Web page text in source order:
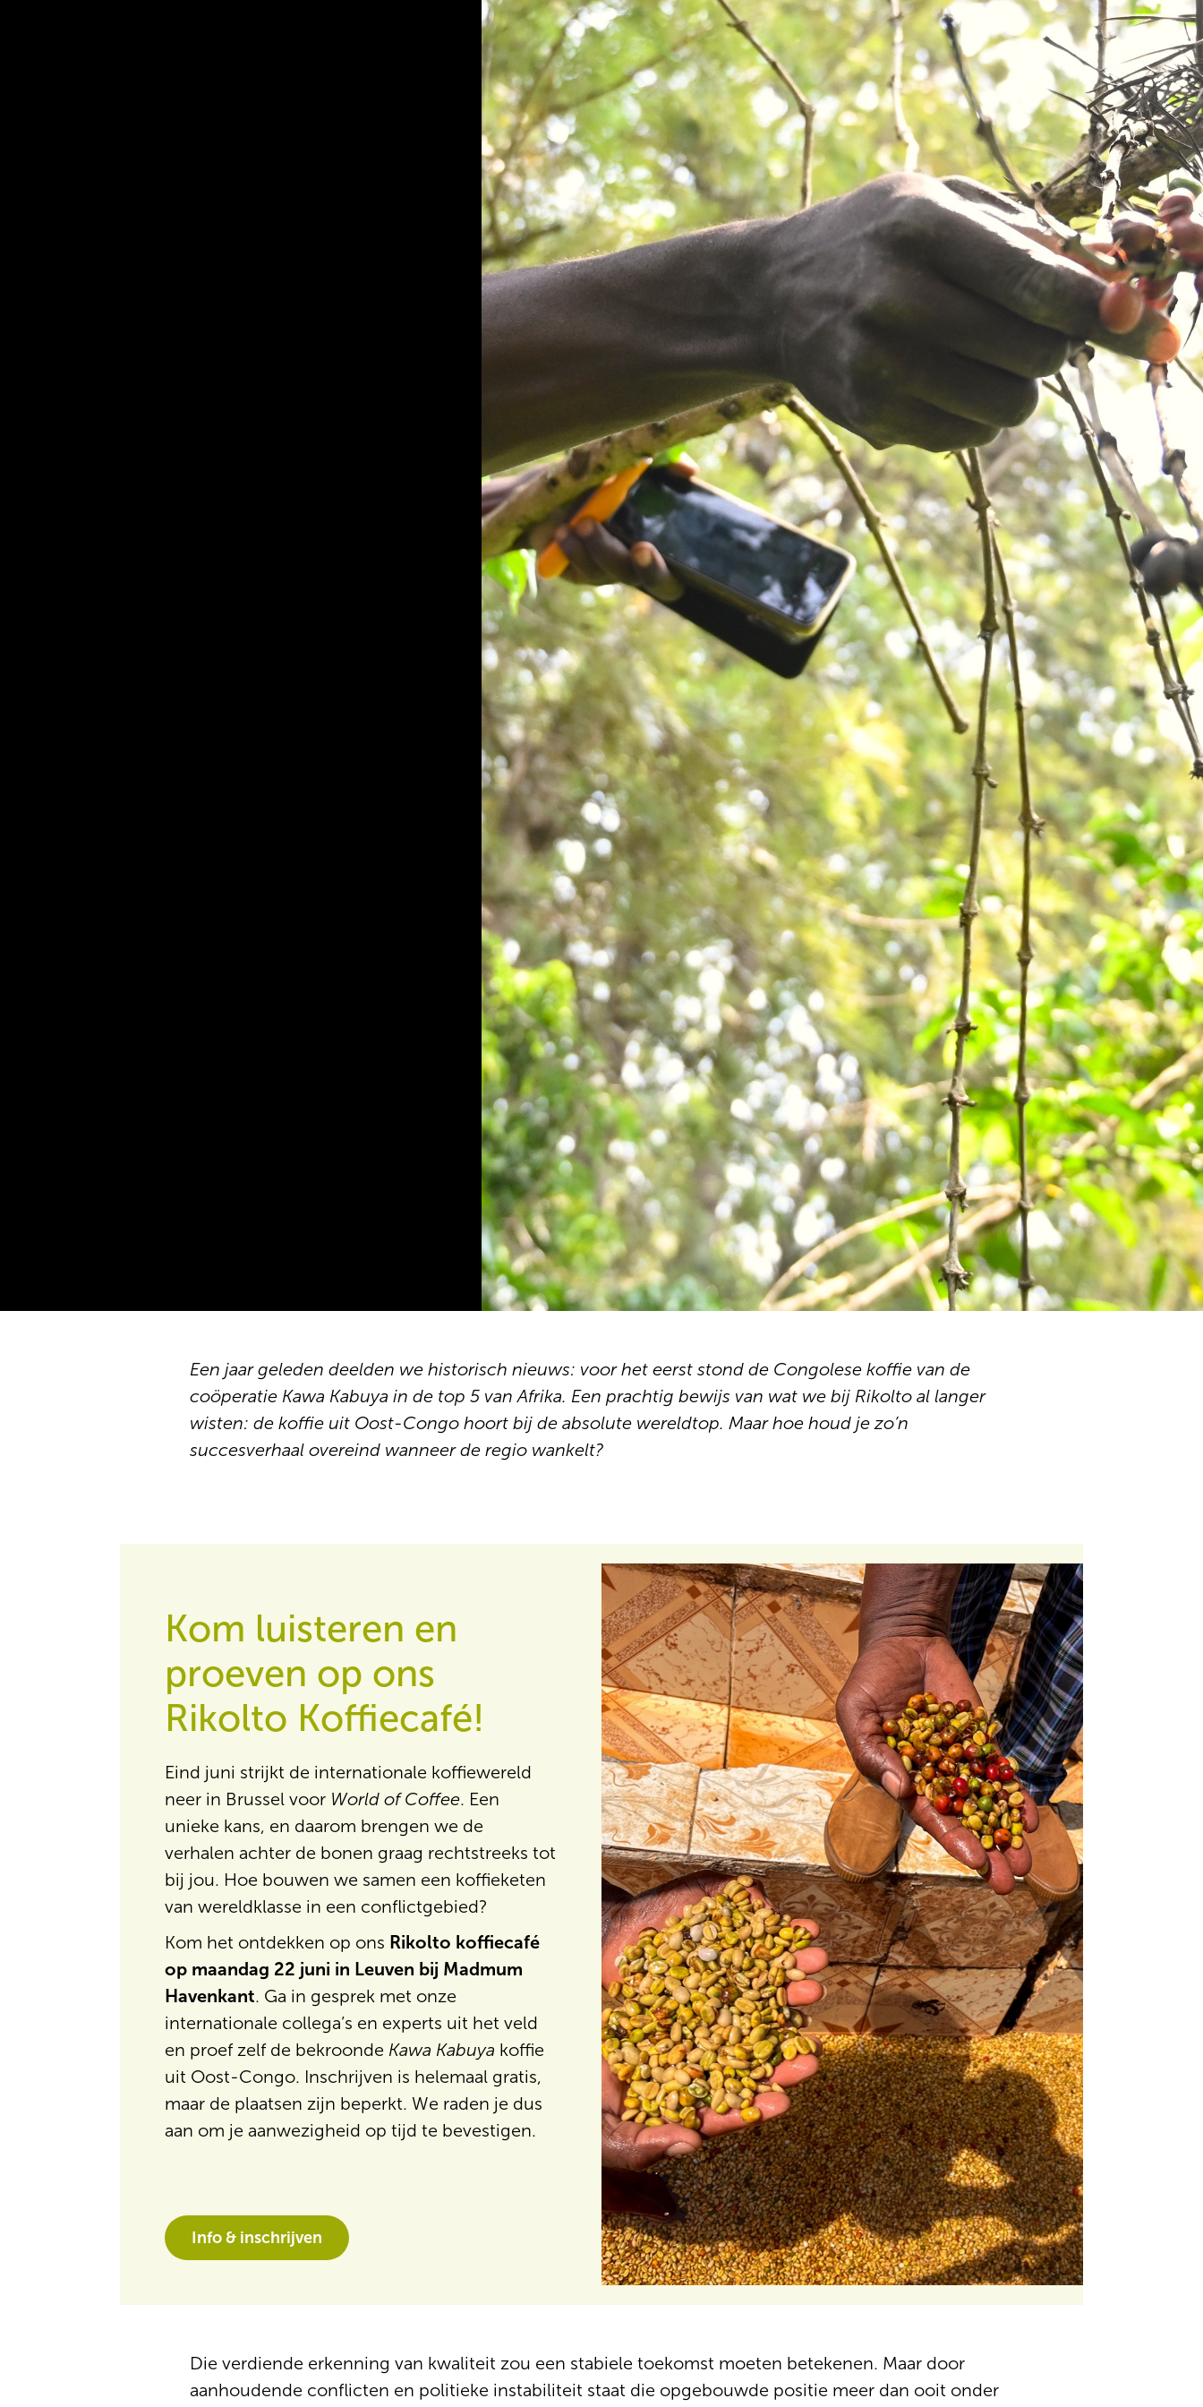
Een jaar geleden deelden we historisch nieuws: voor het eerst stond de Congolese koffie van de
coöperatie Kawa Kabuya in de top 5 van Afrika. Een prachtig bewijs van wat we bij Rikolto al langer
wisten: de koffie uit Oost-Congo hoort bij de absolute wereldtop. Maar hoe houd je zo’n
succesverhaal overeind wanneer de regio wankelt?
Kom luisteren en
proeven op ons
Rikolto Koffiecafé!
Eind juni strijkt de internationale koffiewereld
neer in Brussel voor World of Coffee. Een
unieke kans, en daarom brengen we de
verhalen achter de bonen graag rechtstreeks tot
bij jou. Hoe bouwen we samen een koffieketen
van wereldklasse in een conflictgebied?
Kom het ontdekken op ons Rikolto koffiecafé
op maandag 22 juni in Leuven bij Madmum
Havenkant. Ga in gesprek met onze
internationale collega’s en experts uit het veld
en proef zelf de bekroonde Kawa Kabuya koffie
uit Oost-Congo. Inschrijven is helemaal gratis,
maar de plaatsen zijn beperkt. We raden je dus
aan om je aanwezigheid op tijd te bevestigen.
Info & inschrijven
Die verdiende erkenning van kwaliteit zou een stabiele toekomst moeten betekenen. Maar door
aanhoudende conflicten en politieke instabiliteit staat die opgebouwde positie meer dan ooit onder